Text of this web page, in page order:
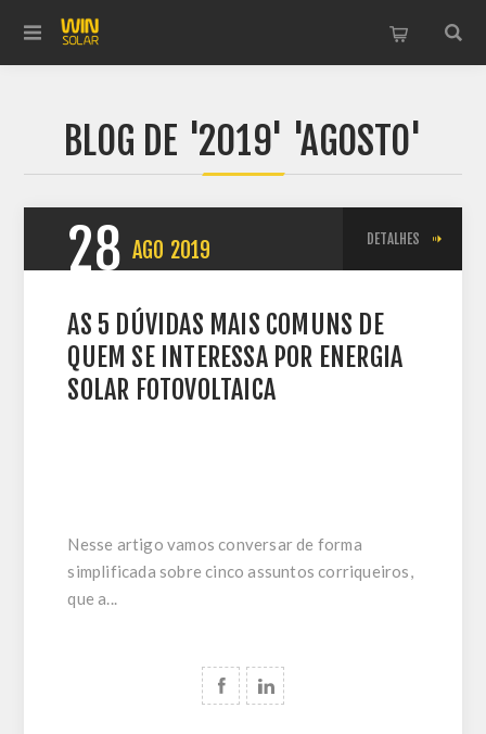
BLOG DE '2019' 'AGOSTO'
28 AGO 2019 DETALHES
AS 5 DÚVIDAS MAIS COMUNS DE
QUEM SE INTERESSA POR ENERGIA
SOLAR FOTOVOLTAICA
Nesse artigo vamos conversar de forma
simplificada sobre cinco assuntos corriqueiros,
que a...